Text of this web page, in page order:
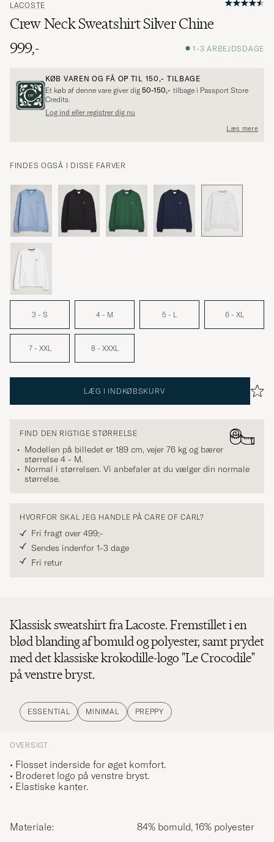
LACOSTE
Crew Neck Sweatshirt Silver Chine
999,-
1-3 ARBEJDSDAGE
KØB VAREN OG FÅ OP TIL 150,- TILBAGE
Et køb af denne vare giver dig 50-150,- tilbage i Passport Store
Credits.
Log ind eller registrer dig nu
Læs mere
FINDES OGSÅ I DISSE FARVER
3 - S 4 - M 5 - L 6 - XL
7 - XXL 8 - XXXL
LÆG I INDKØBSKURV
FIND DEN RIGTIGE STØRRELSE
Modellen på billedet er 189 cm, vejer 76 kg og bærer
størrelse 4 - M.
Normal i størrelsen. Vi anbefaler at du vælger din normale
størrelse.
HVORFOR SKAL JEG HANDLE PÅ CARE OF CARL?
Fri fragt over 499;-
Sendes indenfor 1-3 dage
Fri retur
Klassisk sweatshirt fra Lacoste. Fremstillet i en
blød blanding af bomuld og polyester, samt prydet
med det klassiske krokodille-logo "Le Crocodile"
på venstre bryst.
ESSENTIAL MINIMAL PREPPY
OVERSIGT
• Flosset inderside for øget komfort.
• Broderet logo på venstre bryst.
• Elastiske kanter.
Materiale: 84% bomuld, 16% polyester